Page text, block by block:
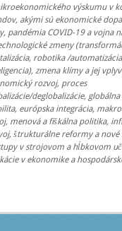
výskumu v
akými sú ekonomické
pandémia COVID-19 a vojna
zmeny
robotika /
zmena klímy a jej
rozvoj, proces
deglobalizácie,
európska integrácia,
menová a fiškálna politika,
štrukturálne reformy a nové
v strojovom a hĺbkovom
v ekonomike a